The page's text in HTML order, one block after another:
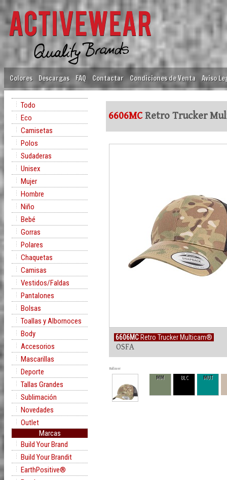
Colores Descargas FAQ Contactar Condiciones de Venta Aviso
Todo
Eco
Camisetas
Polos
Sudaderas
Unisex
Mujer
Hombre
Niño
Bebé
Gorras
Polares
Chaquetas
Camisas
Vestidos/Faldas
Pantalones
Bolsas
Toallas y Albornoces
Body
Accesorios
Mascarillas
Deporte
Tallas Grandes
Sublimación
Novedades
Outlet
Marcas
Build Your Brand
Build Your Brandit
EarthPositive®
6606MCRetro Trucker
6606MC Retro Trucker Multicam®
OSFA
Rollover
MM BLC MUT